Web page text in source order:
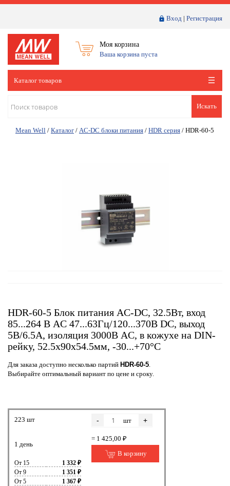
Вход | Регистрация
Моя корзина
Ваша корзина пуста
Каталог товаров
Искать
Mean Well / Каталог / AC-DC блоки питания / HDR серия / HDR-60-5
HDR-60-5 Блок питания AC-DC, 32.5Вт, вход
85...264 В AC 47...63Гц/120...370В DC, выход
5В/6.5А, изоляция 3000В AC, в кожухе на DIN-
рейку, 52.5х90х54.5мм, -30...+70°С
Для заказа доступно несколько партий HDR-60-5
Выбирайте оптимальный вариант по цене и сроку.
223 шт
1 день
От 15
1 332 ₽
От 9
1 351 ₽
От 5
1 367 ₽
- шт +
= 1 425,00 ₽
В корзину